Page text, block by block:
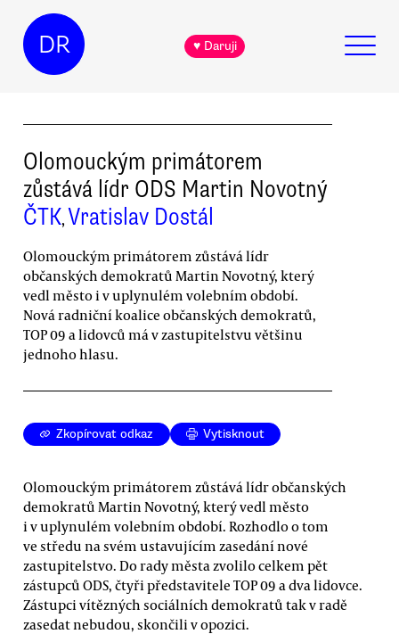
DR ♥ Daruji
Olomouckým primátorem
zůstává lídr ODS Martin Novotný
ČTK,Vratislav Dostál
Olomouckým primátorem zůstává lídr
občanských demokratů Martin Novotný, který
vedl město i v uplynulém volebním období.
Nová radniční koalice občanských demokratů,
TOP 09 a lidovců má v zastupitelstvu většinu
jednoho hlasu.
Zkopírovat odkaz Vytisknout
Olomouckým primátorem zůstává lídr občanských
demokratů Martin Novotný, který vedl město
i v uplynulém volebním období. Rozhodlo o tom
ve středu na svém ustavujícím zasedání nové
zastupitelstvo. Do rady města zvolilo celkem pět
zástupců ODS, čtyři představitele TOP 09 a dva lidovce.
Zástupci vítězných sociálních demokratů tak v radě
zasedat nebudou, skončili v opozici.